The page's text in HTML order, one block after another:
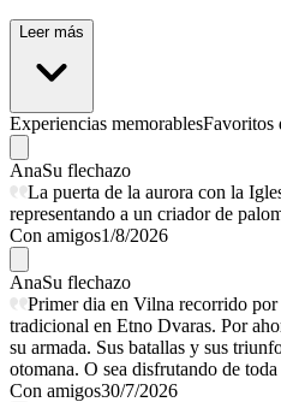
Leer más
Experiencias memorablesFavoritos
AnaSu flechazo
La puerta de la aurora con la
representando a un criador de
Con amigos1/8/2026
AnaSu flechazo
Primer dia en Vilna recorrido
tradicional en Etno Dvaras. Por
su armada. Sus batallas y sus
otomana. O sea disfrutando de
Con amigos30/7/2026